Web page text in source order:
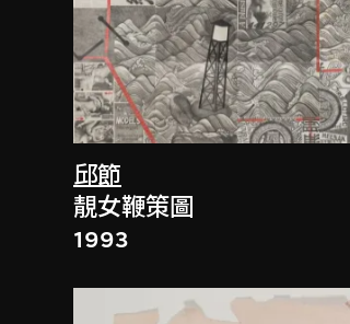
邱節
靚女鞭策圖
1993